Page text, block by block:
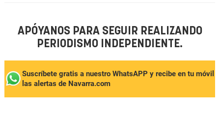
APÓYANOS PARA SEGUIR REALIZANDO
PERIODISMO INDEPENDIENTE.
Suscríbete gratis a nuestro WhatsAPP y recibe en tu móvil
las alertas de Navarra.com